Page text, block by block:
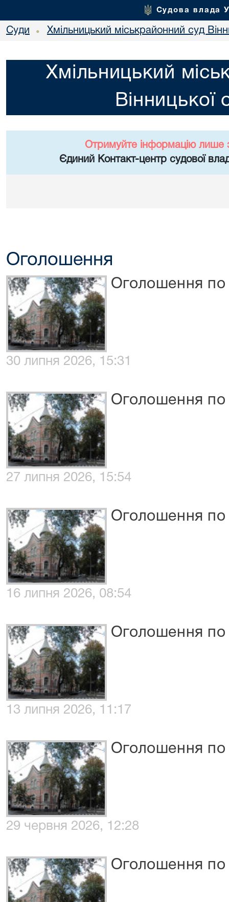
Судова влада
Суди • Хмільницький міськрайонний суд
Хмільницький
Вінницької
Отримуйте інформацію лише
Єдиний Контакт-центр судової
Оголошення
Оголошення
30 липня 2026, 15:31
Оголошення
27 липня 2026, 15:54
Оголошення
16 липня 2026, 08:54
Оголошення
13 липня 2026, 11:17
Оголошення
29 червня 2026, 12:28
Оголошення